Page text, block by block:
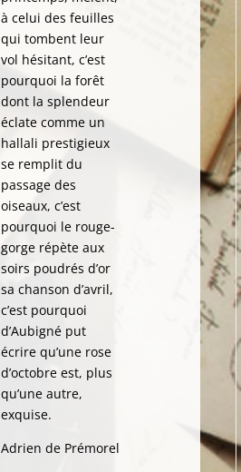
à celui des feuilles
qui tombent leur
vol hésitant, c’est
pourquoi la forêt
dont la splendeur
éclate comme un
hallali prestigieux
se remplit du
passage des
oiseaux, c’est
pourquoi le rouge-
gorge répète aux
soirs poudrés d’or
sa chanson d’avril,
c’est pourquoi
d’Aubigné put
écrire qu’une rose
d’octobre est, plus
qu’une autre,
exquise.
Adrien de Prémorel